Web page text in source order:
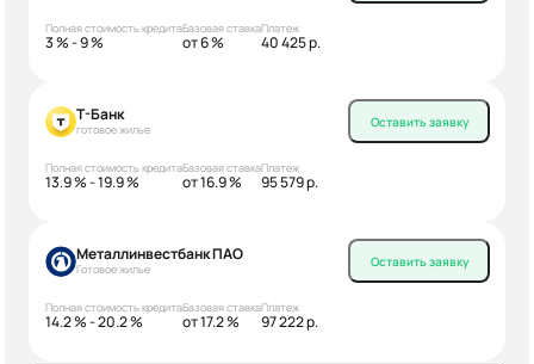
Полная стоимость кредита
3 % - 9 %
Базовая ставка
от 6 %
Платеж
40 425 р.
Т-Банк
готовое жилье
Полная стоимость кредита
13.9 % - 19.9 %
Базовая ставка
от 16.9 %
Платеж
95 579 р.
Оставить заявку
Металлинвестбанк ПАО
Готовое жилье
Полная стоимость кредита
14.2 % - 20.2 %
Базовая ставка
от 17.2 %
Платеж
97 222 р.
Оставить заявку